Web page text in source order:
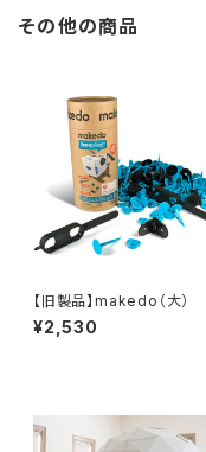
その他の商品
【旧製品】makedo（大）
¥2,530